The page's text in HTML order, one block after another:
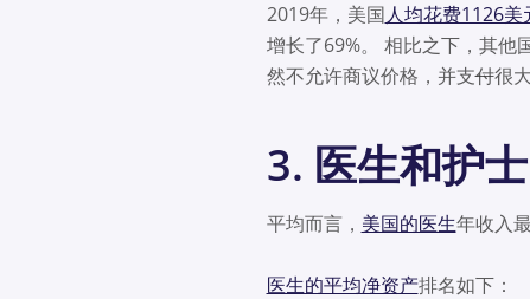
2019年，美国人均花费1126美
增长了69%。 相比之下，其他
然不允许商议价格，并支付很
3. 医生和护
平均而言， 美国的医生年收入
医生的平均净资产排名如下：